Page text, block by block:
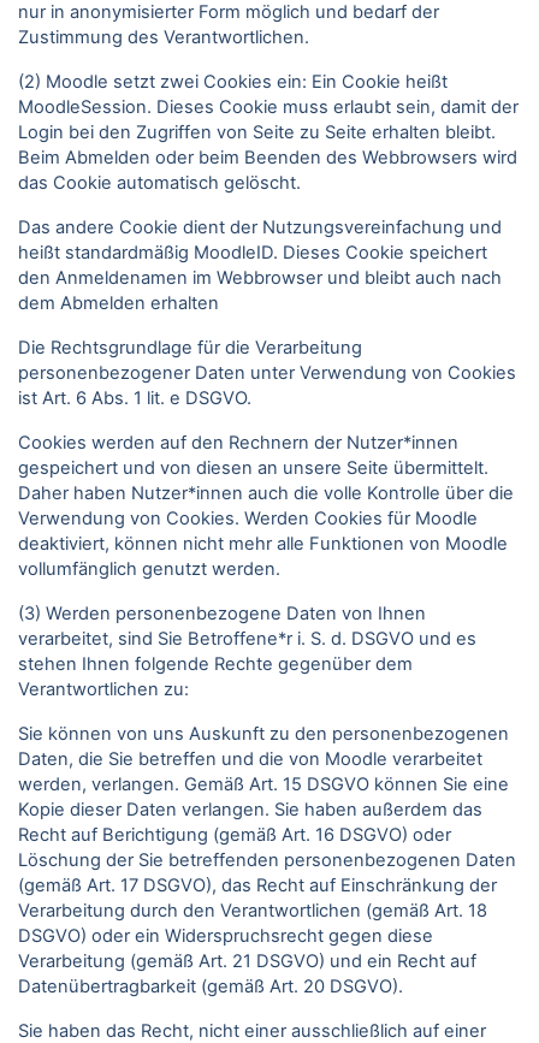
nur in anonymisierter Form möglich und bedarf der
Zustimmung des Verantwortlichen.
(2) Moodle setzt zwei Cookies ein: Ein Cookie heißt
MoodleSession. Dieses Cookie muss erlaubt sein, damit der
Login bei den Zugriffen von Seite zu Seite erhalten bleibt.
Beim Abmelden oder beim Beenden des Webbrowsers wird
das Cookie automatisch gelöscht.
Das andere Cookie dient der Nutzungsvereinfachung und
heißt standardmäßig MoodleID. Dieses Cookie speichert
den Anmeldenamen im Webbrowser und bleibt auch nach
dem Abmelden erhalten
Die Rechtsgrundlage für die Verarbeitung
personenbezogener Daten unter Verwendung von Cookies
ist Art. 6 Abs. 1 lit. e DSGVO.
Cookies werden auf den Rechnern der Nutzer*innen
gespeichert und von diesen an unsere Seite übermittelt.
Daher haben Nutzer*innen auch die volle Kontrolle über die
Verwendung von Cookies. Werden Cookies für Moodle
deaktiviert, können nicht mehr alle Funktionen von Moodle
vollumfänglich genutzt werden.
(3) Werden personenbezogene Daten von Ihnen
verarbeitet, sind Sie Betroffene*r i. S. d. DSGVO und es
stehen Ihnen folgende Rechte gegenüber dem
Verantwortlichen zu:
Sie können von uns Auskunft zu den personenbezogenen
Daten, die Sie betreffen und die von Moodle verarbeitet
werden, verlangen. Gemäß Art. 15 DSGVO können Sie eine
Kopie dieser Daten verlangen. Sie haben außerdem das
Recht auf Berichtigung (gemäß Art. 16 DSGVO) oder
Löschung der Sie betreffenden personenbezogenen Daten
(gemäß Art. 17 DSGVO), das Recht auf Einschränkung der
Verarbeitung durch den Verantwortlichen (gemäß Art. 18
DSGVO) oder ein Widerspruchsrecht gegen diese
Verarbeitung (gemäß Art. 21 DSGVO) und ein Recht auf
Datenübertragbarkeit (gemäß Art. 20 DSGVO).
Sie haben das Recht, nicht einer ausschließlich auf einer